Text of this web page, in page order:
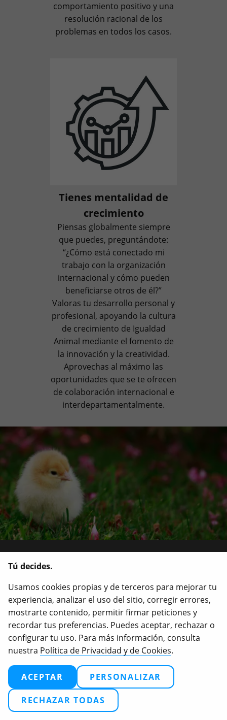
comportamiento positivo y una
resolución racional de los
problemas en todos los casos.
Tienes mentalidad de
crecimiento
Piensas globalmente siempre
que puedes, preguntándote:
“¿Cómo está conectado mi
trabajo con la organización
internacional y cómo pueden
beneficiarse otros de él?”
Valoras tu desarrollo personal y
profesional, apoyando la cultura
de crecimiento de Igualdad
Animal mediante el fomento de
la innovación y la creatividad.
Aprovechas al máximo las
oportunidades que se te ofrecen
de colaboración internacional e
interdepartamentalmente.
Por un mundo en el que todos los
animales sean protegidos y
respetados.
Defiende a los animales
Tú decides.
Usamos cookies propias y de terceros para mejorar tu
experiencia, analizar el uso del sitio, corregir errores,
mostrarte contenido, permitir firmar peticiones y
recordar tus preferencias. Puedes aceptar, rechazar o
configurar tu uso. Para más información, consulta
nuestra Política de Privacidad y de Cookies.
ACEPTAR PERSONALIZAR
RECHAZAR TODAS